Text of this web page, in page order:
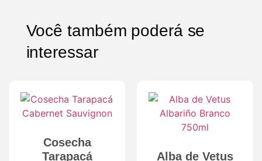
Você também poderá se
interessar
Cosecha
Tarapacá
Alba de Vetus